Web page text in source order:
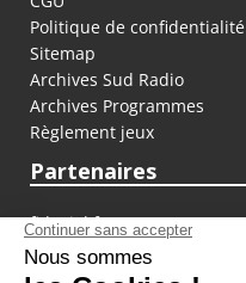
Politique de confidentialité
Sitemap
Archives Sud Radio
Archives Programmes
Règlement jeux
Partenaires
fiducial.fr
lyoncapitale.fr